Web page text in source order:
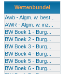
Wettenbundel
Awb - Algm. w. best...
AWR - Algm. w. inz...
BW Boek 1 - Burg...
BW Boek 2 - Burg...
BW Boek 3 - Burg...
BW Boek 4 - Burg...
BW Boek 5 - Burg...
BW Boek 6 - Burg...